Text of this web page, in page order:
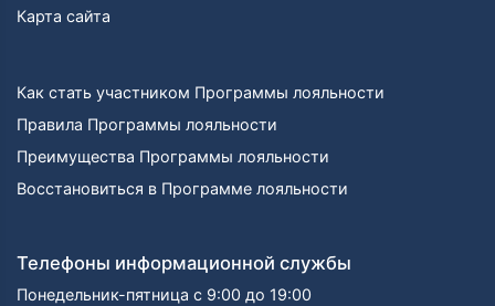
Карта сайта
Как стать участником Программы лояльности
Правила Программы лояльности
Преимущества Программы лояльности
Восстановиться в Программе лояльности
Телефоны информационной службы
Понедельник-пятница с 9:00 до 19:00